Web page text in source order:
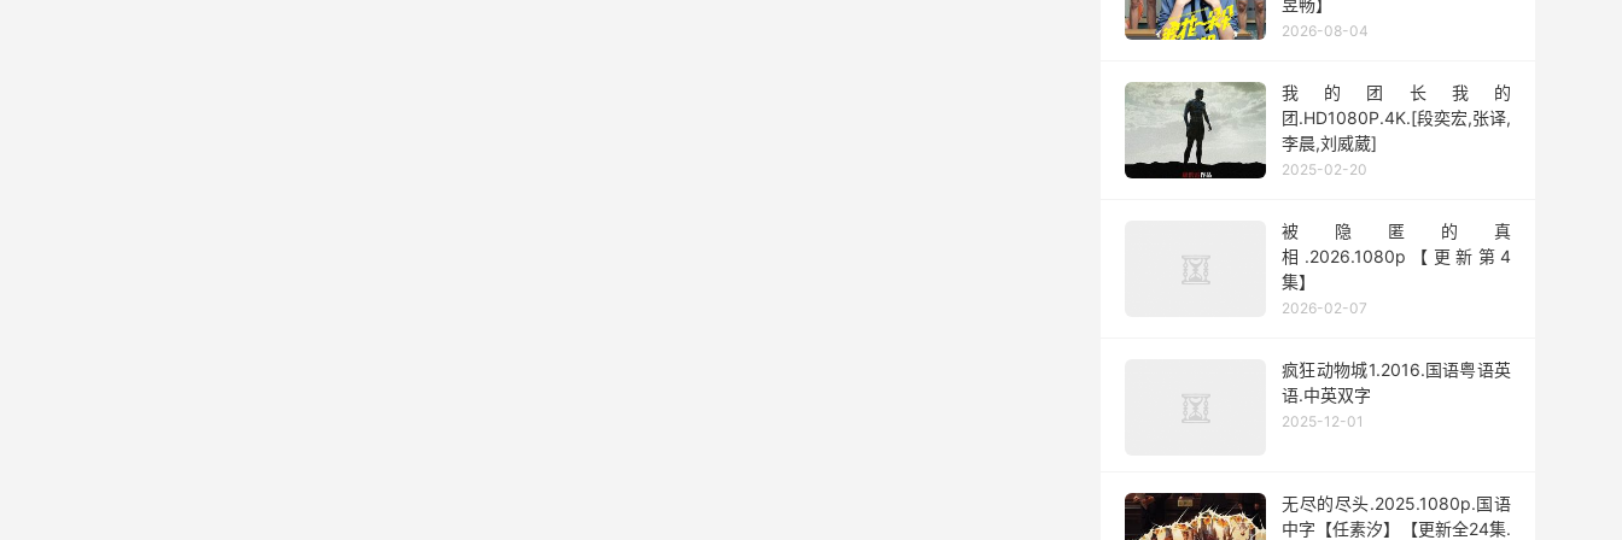
昱畅】
2026-08-04
我的团长我的
团.HD1080P.4K.[段奕宏,张译,
李晨,刘威葳]
2025-02-20
被隐匿的真
相.2026.1080p【更新第4
集】
2026-02-07
疯狂动物城1.2016.国语粤语英
语.中英双字
2025-12-01
无尽的尽头.2025.1080p.国语
中字【任素汐】【更新全24集.